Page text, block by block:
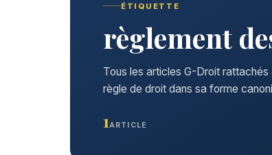
ÉTIQUETTE
règlement
Tous les articles G-Droit
règle de droit dans sa forme
1 ARTICLE